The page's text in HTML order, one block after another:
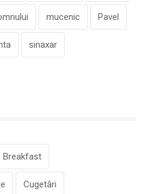
mucenic Pavel
sinaxar
Breakfast
Cugetări